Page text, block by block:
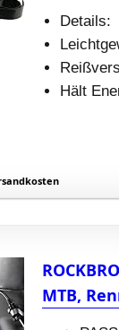
Details:
Hält
MTB,